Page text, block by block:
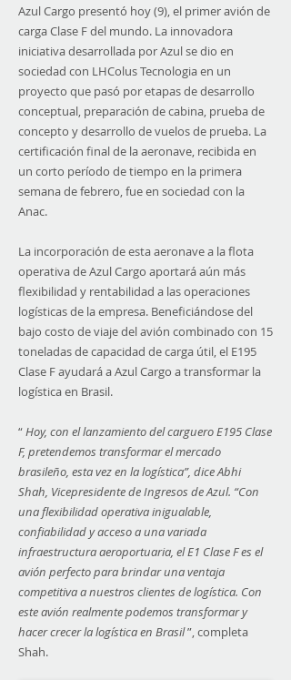
Azul Cargo presentó hoy (9), el primer avión de
carga Clase F del mundo. La innovadora
iniciativa desarrollada por Azul se dio en
sociedad con LHColus Tecnologia en un
proyecto que pasó por etapas de desarrollo
conceptual, preparación de cabina, prueba de
concepto y desarrollo de vuelos de prueba. La
certificación final de la aeronave, recibida en
un corto período de tiempo en la primera
semana de febrero, fue en sociedad con la
Anac.
La incorporación de esta aeronave a la flota
operativa de Azul Cargo aportará aún más
flexibilidad y rentabilidad a las operaciones
logísticas de la empresa. Beneficiándose del
bajo costo de viaje del avión combinado con 15
toneladas de capacidad de carga útil, el E195
Clase F ayudará a Azul Cargo a transformar la
logística en Brasil.
“Hoy, con el lanzamiento del carguero E195 Clase
F, pretendemos transformar el mercado
brasileño, esta vez en la logística”, dice Abhi
Shah, Vicepresidente de Ingresos de Azul. “Con
una flexibilidad operativa inigualable,
confiabilidad y acceso a una variada
infraestructura aeroportuaria, el E1 Clase F es el
avión perfecto para brindar una ventaja
competitiva a nuestros clientes de logística. Con
este avión realmente podemos transformar y
hacer crecer la logística en Brasil”, completa
Shah.